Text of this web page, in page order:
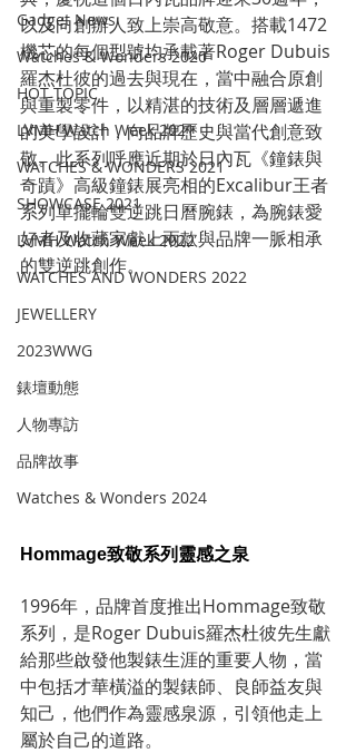
Gadget News
Watches & Wonders 2020
HOT TOPIC
LVMH Watch Week 2021
WATCHES & WONDERS 2021
SHOWCASE 2021
LVMH Watch Week 2022
WATCHES AND WONDERS 2022
JEWELLERY
2023WWG
錶壇動態
人物專訪
品牌故事
Watches & Wonders 2024
以及向創辦人致上崇高敬意。搭載1472
機芯的每個型號均承載著Roger Dubuis
羅杰杜彼的過去與現在，當中融合原創
與重製零件，以精湛的技術及層層遞進
的美學設計，向品牌歷史與當代創意致
敬。此系列呼應近期於日內瓦《鐘錶與
奇蹟》高級鐘錶展亮相的Excalibur王者
系列單擺輪雙逆跳日曆腕錶，為腕錶愛
好者及收藏家獻上兩款與品牌一脈相承
的雙逆跳創作。
Hommage致敬系列靈感之泉
1996年，品牌首度推出Hommage致敬
系列，是Roger Dubuis羅杰杜彼先生獻
給那些啟發他製錶生涯的重要人物，當
中包括才華橫溢的製錶師、良師益友與
知己，他們作為靈感泉源，引領他走上
屬於自己的道路。